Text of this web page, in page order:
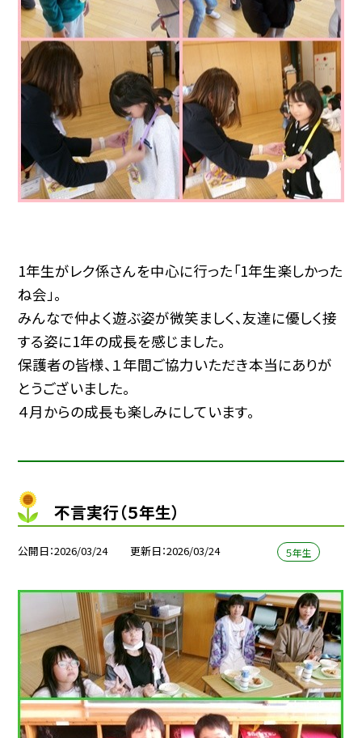
1年生がレク係さんを中心に行った「1年生楽しかった
ね会」。
みんなで仲よく遊ぶ姿が微笑ましく、友達に優しく接
する姿に1年の成長を感じました。
保護者の皆様、１年間ご協力いただき本当にありが
とうございました。
４月からの成長も楽しみにしています。
不言実行（５年生）
公開日 2026/03/24 更新日 2026/03/24 ５年生